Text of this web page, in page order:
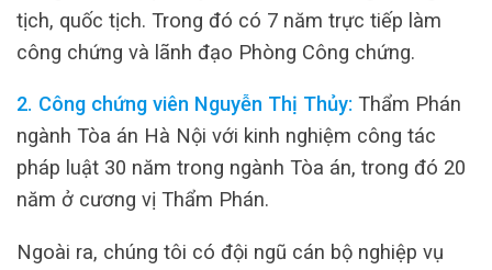
tịch, quốc tịch. Trong đó có 7 năm trực tiếp làm
công chứng và lãnh đạo Phòng Công chứng.
2. Công chứng viên Nguyễn Thị Thủy: Thẩm Phán
ngành Tòa án Hà Nội với kinh nghiệm công tác
pháp luật 30 năm trong ngành Tòa án, trong đó 20
năm ở cương vị Thẩm Phán.
Ngoài ra, chúng tôi có đội ngũ cán bộ nghiệp vụ